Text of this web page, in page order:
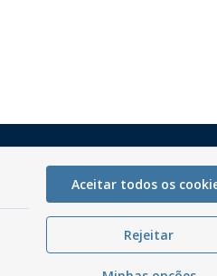
Perguntas frequentes
Aceitar todos os
Rejeitar